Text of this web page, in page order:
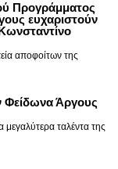
Προγράμματος
ευχαριστούν
αποφοίτων της
Άργους
ταλέντα της